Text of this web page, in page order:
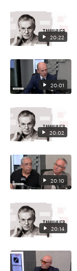
20:22
20:01
20:02
20:10
20:14